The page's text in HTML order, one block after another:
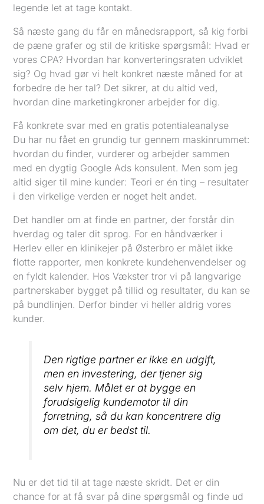
legende let at tage kontakt.
Så næste gang du får en månedsrapport, så kig forbi
de pæne grafer og stil de kritiske spørgsmål: Hvad er
vores CPA? Hvordan har konverteringsraten udviklet
sig? Og hvad gør vi helt konkret næste måned for at
forbedre de her tal? Det sikrer, at du altid ved,
hvordan dine marketingkroner arbejder for dig.
Få konkrete svar med en gratis potentialeanalyse
Du har nu fået en grundig tur gennem maskinrummet:
hvordan du finder, vurderer og arbejder sammen
med en dygtig Google Ads konsulent. Men som jeg
altid siger til mine kunder: Teori er én ting – resultater
i den virkelige verden er noget helt andet.
Det handler om at finde en partner, der forstår din
hverdag og taler dit sprog. For en håndværker i
Herlev eller en klinikejer på Østerbro er målet ikke
flotte rapporter, men konkrete kundehenvendelser og
en fyldt kalender. Hos Vækster tror vi på langvarige
partnerskaber bygget på tillid og resultater, du kan se
på bundlinjen. Derfor binder vi heller aldrig vores
kunder.
Den rigtige partner er ikke en udgift,
men en investering, der tjener sig
selv hjem. Målet er at bygge en
forudsigelig kundemotor til din
forretning, så du kan koncentrere dig
om det, du er bedst til.
Nu er det tid til at tage næste skridt. Det er din
chance for at få svar på dine spørgsmål og finde ud